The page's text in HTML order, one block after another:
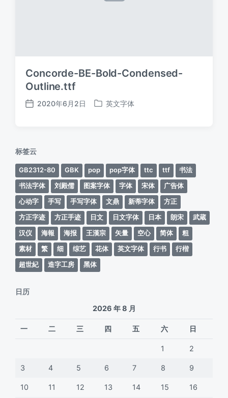
Concorde-BE-Bold-Condensed-
Outline.ttf
发
2020年6月2日
发
英文字体
标签云
GB2312-80 GBK pop pop字体 ttc ttf
书法
书法字体
刘殿儒 图案字体 字体 宋体
广告体
心动字
手写 手写字体 文鼎 新蒂字体
方正
方正字迹
方正手迹 日文 日文字体 日本 朗宋
武蔵
汉仪
海報 海报 王漢宗 矢量 空心 简体
粗
素材
繁 细 综艺 花体 英文字体 行书
行楷
超世紀
造字工房 黑体
日历
2026 年 8 月
一 二 三 四 五 六 日
1 2
3 4 5 6 7 8 9
10 11 12 13 14 15 16